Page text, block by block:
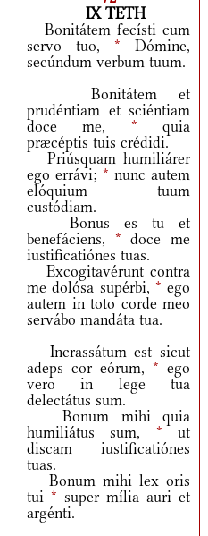
IX TETH
Bonitátem fecísti cum
servo tuo, * Dómine,
secúndum verbum tuum.
Bonitátem et
prudéntiam et sciéntiam
doce me, * quia
præcéptis tuis crédidi.
Priúsquam humiliárer
ego errávi; * nunc autem
elóquium tuum
custódiam.
Bonus es tu et
benefáciens, * doce me
iustificatiónes tuas.
Excogitavérunt contra
me dolósa supérbi, * ego
autem in toto corde meo
servábo mandáta tua.
Incrassátum est sicut
adeps cor eórum, * ego
vero in lege tua
delectátus sum.
Bonum mihi quia
humiliátus sum, * ut
discam iustificatiónes
tuas.
Bonum mihi lex oris
tui * super mília auri et
argénti.